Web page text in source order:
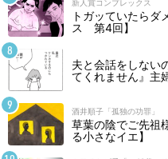
新人賞コンプレックス
トガッていたらダ
ス 第4回】
夫と会話をしない
てくれません』主
酒井順子「孤独の功罪」
草葉の陰でご先祖
る小さなイエ】